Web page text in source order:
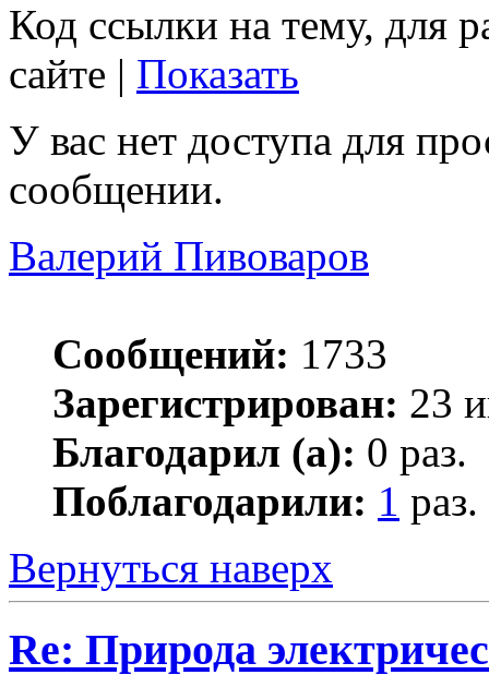
Код ссылки на тему, для
сайте | Показать
У вас нет доступа для
сообщении.
Валерий Пивоваров
Сообщений: 1733
Зарегистрирован: 23
Благодарил (а): 0 раз.
Поблагодарили: 1 раз.
Вернуться наверх
Re: Природа